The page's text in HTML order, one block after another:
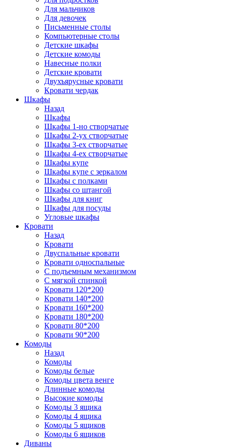
Для мальчиков
Для девочек
Письменные столы
Компьютерные столы
Детские шкафы
Детские комоды
Навесные полки
Детские кровати
Двухъярусные кровати
Кровати чердак
Шкафы
Назад
Шкафы
Шкафы 1-но створчатые
Шкафы 2-ух створчатые
Шкафы 3-ех створчатые
Шкафы 4-ех створчатые
Шкафы купе
Шкафы купе с зеркалом
Шкафы с полками
Шкафы со штангой
Шкафы для книг
Шкафы для посуды
Угловые шкафы
Кровати
Назад
Кровати
Двуспальные кровати
Кровати односпальные
С подъемным механизмом
С мягкой спинкой
Кровати 120*200
Кровати 140*200
Кровати 160*200
Кровати 180*200
Кровати 80*200
Кровати 90*200
Комоды
Назад
Комоды
Комоды белые
Комоды цвета венге
Длинные комоды
Высокие комоды
Комоды 3 ящика
Комоды 4 ящика
Комоды 5 ящиков
Комоды 6 ящиков
Диваны